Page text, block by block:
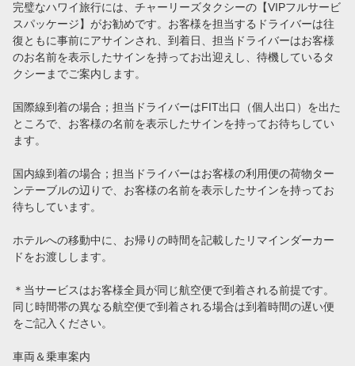
タクシーを予約する
ご案内
空港定額料金をご利用のお客様（ホノルル空港到着時のご案内）
ホノルル空港でのWiFi使用方法
ハワイの空港送迎でタクシーをおすすめする3つの理由
言語
完璧なハワイ旅行には、チャーリーズタクシーの【VIPフルサービ
スパッケージ】がお勧めです。お客様を担当するドライバーは往
復ともに事前にアサインされ、到着日、担当ドライバーはお客様
のお名前を表示したサインを持ってお出迎えし、待機しているタ
クシーまでご案内します。
国際線到着の場合；担当ドライバーはFIT出口（個人出口）を出た
ところで、お客様の名前を表示したサインを持ってお待ちしてい
ます。
国内線到着の場合；担当ドライバーはお客様の利用便の荷物ター
ンテーブルの辺りで、お客様の名前を表示したサインを持ってお
待ちしています。
ホテルへの移動中に、お帰りの時間を記載したリマインダーカー
ドをお渡しします。
＊当サービスはお客様全員が同じ航空便で到着される前提です。
同じ時間帯の異なる航空便で到着される場合は到着時間の遅い便
をご記入ください。
車両＆乗車案内